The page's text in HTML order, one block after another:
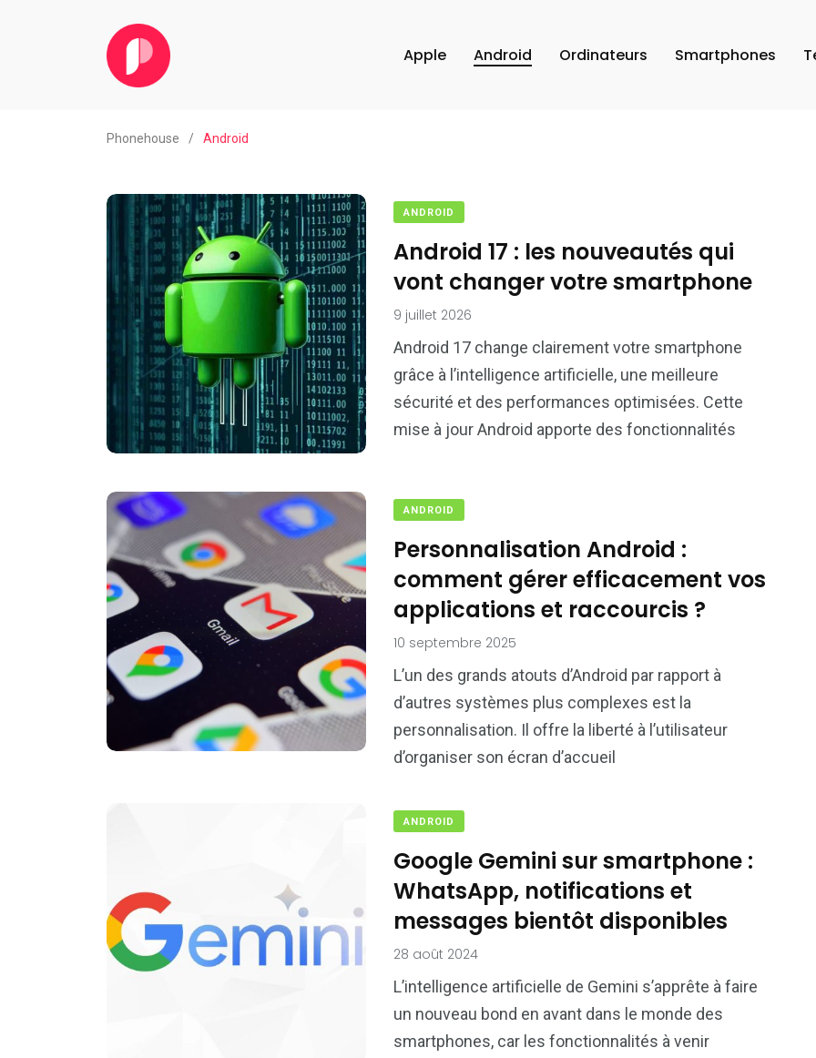
Apple Android Ordinateurs Smartphones
Phonehouse / Android
ANDROID
Android 17 : les nouveautés qui
vont changer votre smartphone
9 juillet 2026
Android 17 change clairement votre smartphone
grâce à l’intelligence artificielle, une meilleure
sécurité et des performances optimisées. Cette
mise à jour Android apporte des fonctionnalités
ANDROID
Personnalisation Android :
comment gérer efficacement vos
applications et raccourcis ?
10 septembre 2025
L’un des grands atouts d’Android par rapport à
d’autres systèmes plus complexes est la
personnalisation. Il offre la liberté à l’utilisateur
d’organiser son écran d’accueil
ANDROID
Google Gemini sur smartphone :
WhatsApp, notifications et
messages bientôt disponibles
28 août 2024
L’intelligence artificielle de Gemini s’apprête à faire
un nouveau bond en avant dans le monde des
smartphones, car les fonctionnalités à venir